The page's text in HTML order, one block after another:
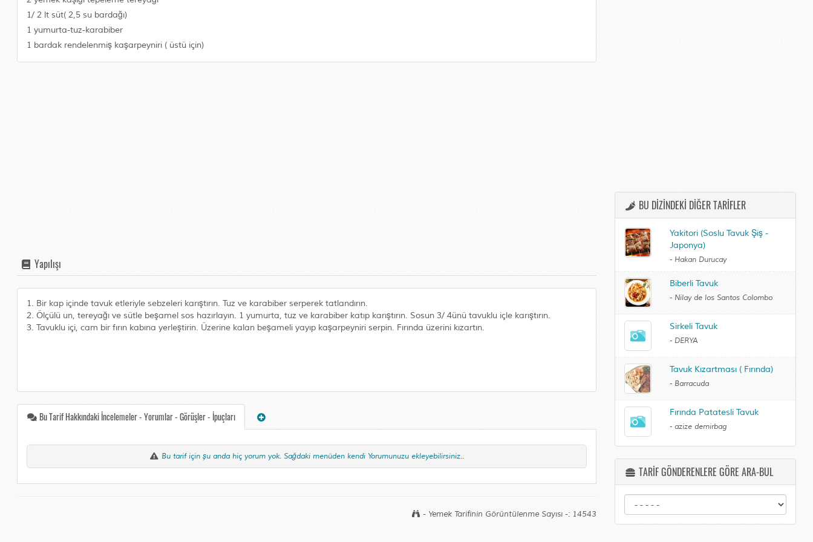
1/ 2 lt süt( 2,5 su bardağı)
1 yumurta-tuz-karabiber
1 bardak rendelenmiş kaşarpeyniri ( üstü için)
Yapılışı
1. Bir kap içinde tavuk etleriyle sebzeleri karıştırın. Tuz ve karabiber serperek tatlandırın.
2. Ölçülü un, tereyağı ve sütle beşamel sos hazırlayın. 1 yumurta, tuz ve karabiber katıp karıştırın. Sosun 3/ 4ünü tavuklu içle karıştırın.
3. Tavuklu içi, cam bir fırın kabına yerleştirin. Üzerine kalan beşameli yayıp kaşarpeyniri serpin. Fırında üzerini kızartın.
Bu Tarif Hakkındaki İncelemeler - Yorumlar - Görüşler - İpuçları
Bu tarif için şu anda hiç yorum yok. Sağdaki menüden kendi Yorumunuzu ekleyebilirsiniz..
- Yemek Tarifinin Görüntülenme Sayısı -: 14543
BU DİZİNDEKİ DİĞER TARİFLER
Yakitori (Soslu Tavuk Şiş -
Japonya)
- Hakan Durucay
Biberli Tavuk
- Nilay de los Santos Colombo
Sirkeli Tavuk
- DERYA
Tavuk Kızartması ( Fırında)
- Barracuda
Fırında Patatesli Tavuk
- azize demirbag
TARİF GÖNDERENLERE GÖRE ARA-BUL